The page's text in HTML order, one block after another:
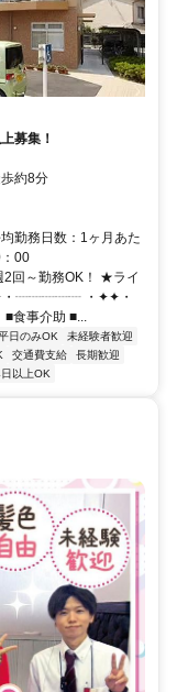
募集！
約8分
勤務日数：1ヶ月あた
00
回～勤務OK！ ★ライ
✦・┈┈┈┈┈ ・✦✦・
食事介助 ■...
日のみOK
未経験者歓迎
交通費支給
長期歓迎
以上OK